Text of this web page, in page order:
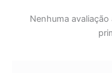
Nenhuma